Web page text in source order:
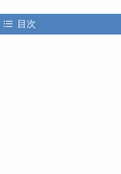
目次